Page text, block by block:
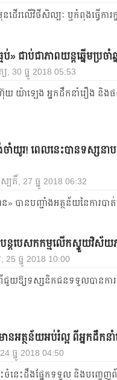
ដើរលើវិថីសិល្បៈ ឬកំពុងធ្វើកា
ប់» ជាប់ជាភាពយន្តឆ្នើមប្រច
, 30 ធ្នូ 2018 05:53
យ៉ាឡេង អ្នកដឹកនាំរឿង និងផ
ាំយូរ! ពេលនេះបានទស្សនា
បតិ៍, 27 ធ្នូ 2018 06:32
» បានបញ្ជាំងអត្ថន័យនៃការប
ន្ត​បេសកកម្ម​លើក​ស្ទួយ​វិស័យ
, 25 ធ្នូ 2018 10:00
ជួយ​ឱ្យ​ទស្សនិកជន​ទទួល​បាន​ការ​
ានអត្ថន័យអប់រំល្អ ពីអ្នកដឹកនាំ
ធ្នូ 2018 04:50
ចំនេះដឹងផ្នែកទទួល និងបញ្ចេញ